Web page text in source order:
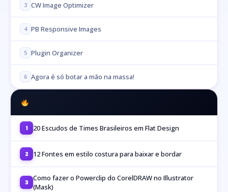
3 CW Image Optimizer
4 PB Responsive Images
5 Plugin Organizer
6 Agora é só botar a mão na massa!
1 20 Escudos de Times Brasileiros em Flat Design
2 12 Fontes em estilo costura para baixar e bordar
3 Como fazer o Powerclip do CorelDRAW no Illustrator
(Mask)